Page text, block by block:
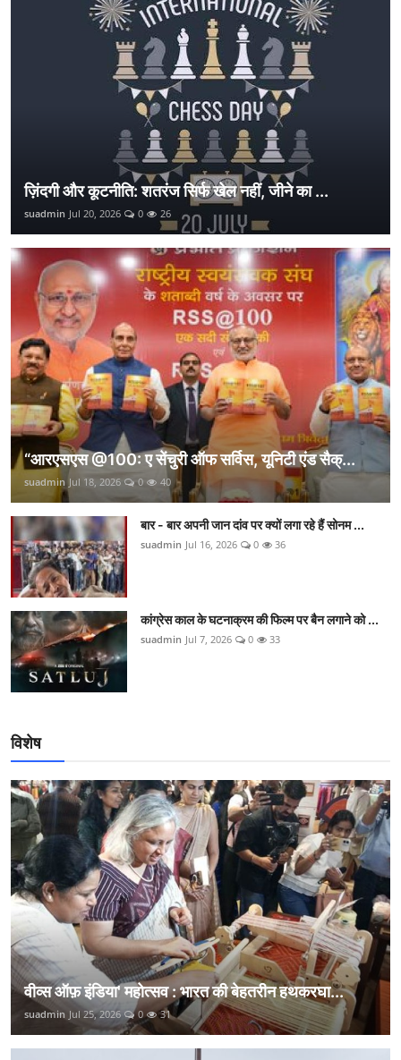
ज़िंदगी और कूटनीति: शतरंज सिर्फ खेल नहीं, जीने का ...
suadmin Jul 20, 2026 0 26
“आरएसएस @100: ए सेंचुरी ऑफ सर्विस, यूनिटी एंड सैक्...
suadmin Jul 18, 2026 0 40
बार - बार अपनी जान दांव पर क्यों लगा रहे हैं सोनम ...
suadmin Jul 16, 2026 0 36
कांग्रेस काल के घटनाक्रम की फिल्म पर बैन लगाने को ...
suadmin Jul 7, 2026 0 33
विशेष
वीव्स ऑफ़ इंडिया' महोत्सव : भारत की बेहतरीन हथकरघा...
suadmin Jul 25, 2026 0 31